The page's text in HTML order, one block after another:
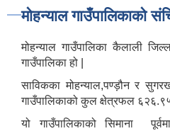
मोहन्याल गाउँपालिकाको
मोहन्याल गाउँपालिका कैलाली
गाउँपालिका हो |
साविकका मोहन्याल,पण्ड़ौन र
गाउँपालिकाको कुल क्षेत्रफल ६२६.९५
यो गाउँपालिकाको सिमाना